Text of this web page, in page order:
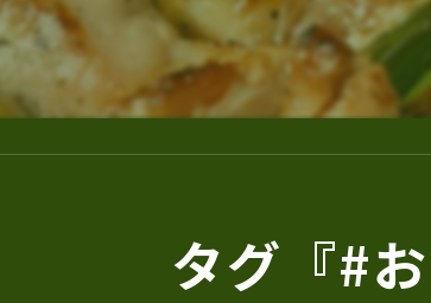
タグ『#